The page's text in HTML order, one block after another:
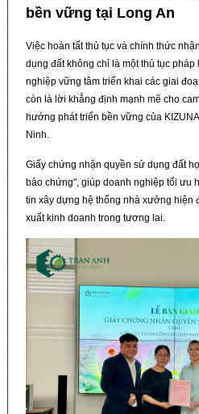
bền vững tại Long An
Việc hoàn tất thủ tục và chính thức
dụng đất không chỉ là một thủ tục
nghiệp vững tâm triển khai các giai
còn là lời khẳng định mạnh mẽ cho
hướng phát triển bền vững của
Ninh.
Giấy chứng nhận quyền sử dụng đất
bảo chứng", giúp doanh nghiệp tối ưu
tin xây dựng hệ thống nhà xưởng hiện
xuất kinh doanh trong tương lai.